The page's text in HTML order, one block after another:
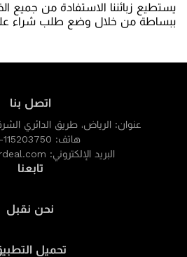
يستطيع زبائننا الاستفادة من جميع
ببساطة من خلال وضع طلب شراء
اتصل بنا
عنوان: الرياض، طريق الدائري
هاتف:
البريد الإلكتروني:
تابعنا
نحن نقبل
تحميل